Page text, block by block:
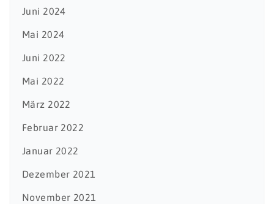
Juni 2024
Mai 2024
Juni 2022
Mai 2022
März 2022
Februar 2022
Januar 2022
Dezember 2021
November 2021